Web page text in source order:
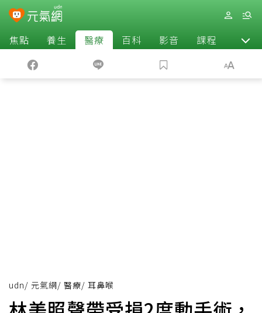
焦點 養生 醫療 百科 影音 課程 退休
udn/ 元氣網/ 醫療/ 耳鼻喉